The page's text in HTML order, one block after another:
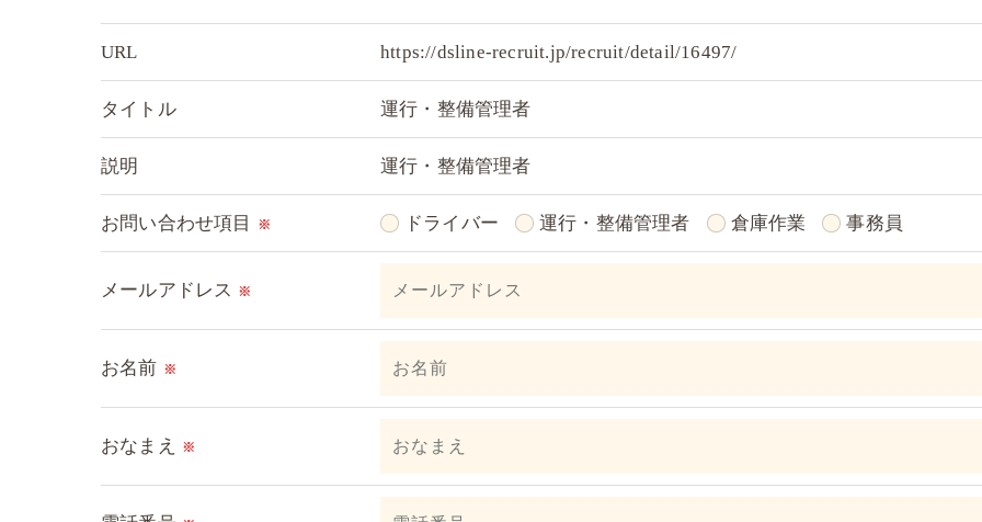
＜個人情報の委託について＞
当社では、利用目的の達成に必要な範囲において、個人情報を外部に委託する場合があります。
＜個人情報の安全管理＞
当社では、個人情報の漏洩等がなされないよう、適切に安全管理対策を実施します。
必要な情報を頂けない場合は、それに対応した当社のサービスをご提供できない場合がございますの
当社では、お客様の個人情報の開示･訂正･削除・利用停止の手続を定めさせて頂いております。
ご本人である事を確認のうえ、対応させて頂きます。
URL https://dsline-recruit.jp/recruit/detail/16497/
タイトル 運行・整備管理者
説明 運行・整備管理者
お問い合わせ項目 ※ ドライバー 運行・整備管理者 倉庫作業 事務員
メールアドレス ※
お名前 ※
おなまえ ※